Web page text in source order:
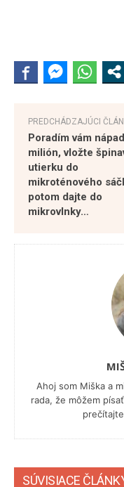
PREDCHÁDZAJÚCI
Poradím vám
milión, vložte
utierku do
mikroténového
potom dajte do
mikrovlnky…
Ahoj som Miška a
rada, že môžem
SÚVISIACE